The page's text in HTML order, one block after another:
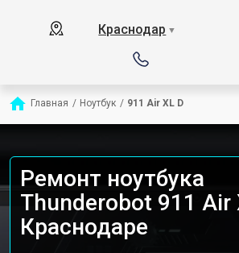
Краснодар ▼
Главная / Ноутбук / 911 Air XL D
Ремонт ноутбука
Thunderobot 911 Air
Краснодаре